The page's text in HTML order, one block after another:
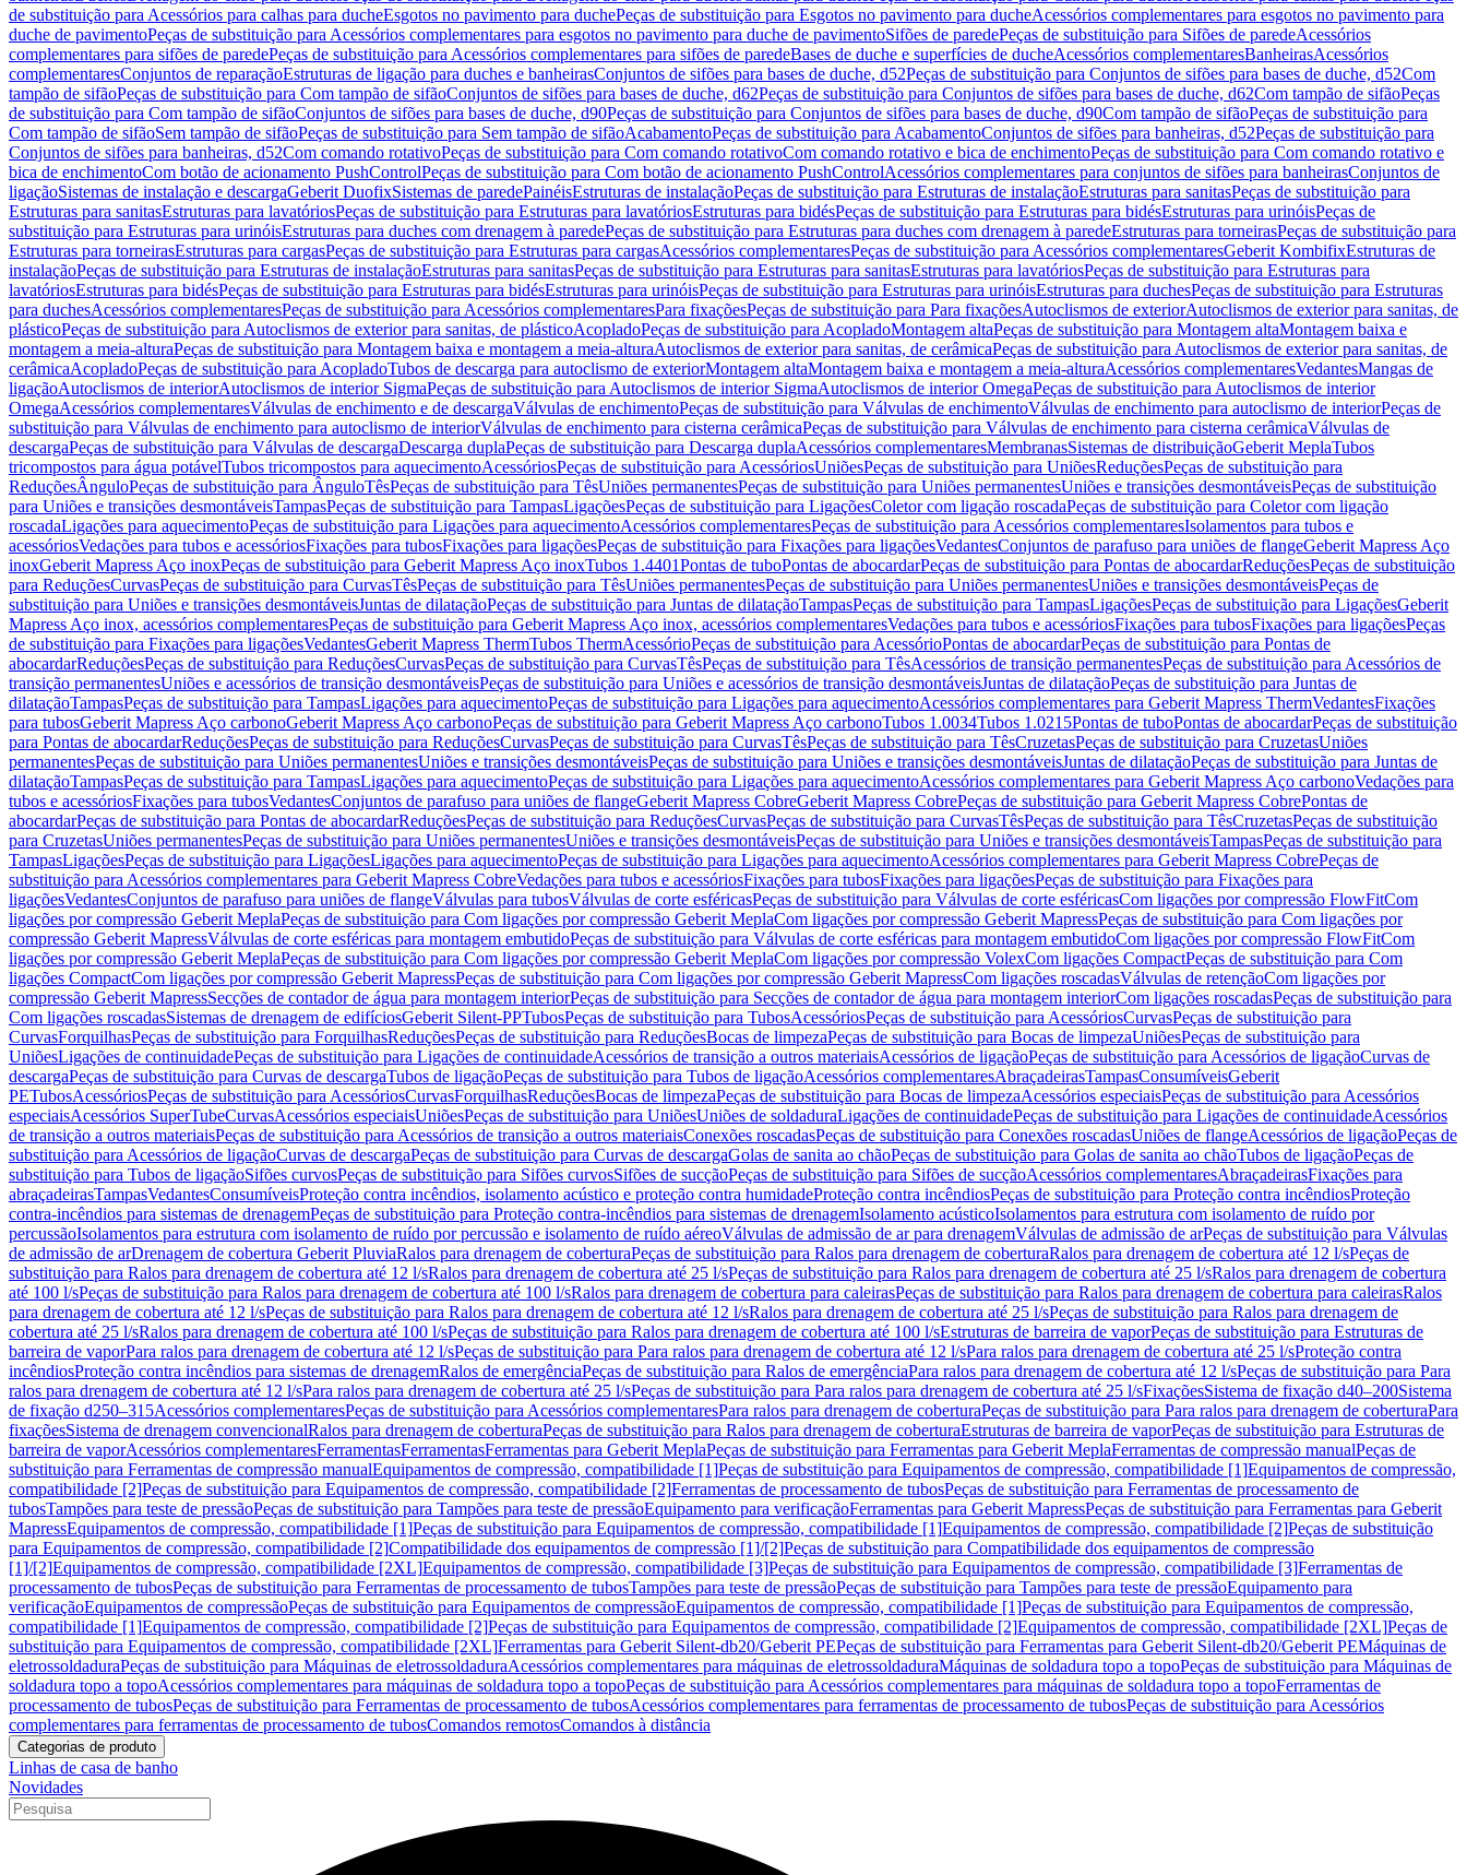
de substituição para Acessórios para calhas para ducheEsgotos no pavimento para duchePeças de substituição para Esgotos no pavimento para ducheAcessórios complementares para esgotos no pavimento para
duche de pavimentoPeças de substituição para Acessórios complementares para esgotos no pavimento para duche de pavimentoSifões de paredePeças de substituição para Sifões de paredeAcessórios
complementares para sifões de paredePeças de substituição para Acessórios complementares para sifões de paredeBases de duche e superfícies de ducheAcessórios complementaresBanheirasAcessórios
complementaresConjuntos de reparaçãoEstruturas de ligação para duches e banheirasConjuntos de sifões para bases de duche, d52Peças de substituição para Conjuntos de sifões para bases de duche, d52Com
tampão de sifãoPeças de substituição para Com tampão de sifãoConjuntos de sifões para bases de duche, d62Peças de substituição para Conjuntos de sifões para bases de duche, d62Com tampão de sifãoPeças
de substituição para Com tampão de sifãoConjuntos de sifões para bases de duche, d90Peças de substituição para Conjuntos de sifões para bases de duche, d90Com tampão de sifãoPeças de substituição para
Com tampão de sifãoSem tampão de sifãoPeças de substituição para Sem tampão de sifãoAcabamentoPeças de substituição para AcabamentoConjuntos de sifões para banheiras, d52Peças de substituição para
Conjuntos de sifões para banheiras, d52Com comando rotativoPeças de substituição para Com comando rotativoCom comando rotativo e bica de enchimentoPeças de substituição para Com comando rotativo e
bica de enchimentoCom botão de acionamento PushControlPeças de substituição para Com botão de acionamento PushControlAcessórios complementares para conjuntos de sifões para banheirasConjuntos de
ligaçãoSistemas de instalação e descargaGeberit DuofixSistemas de paredePainéisEstruturas de instalaçãoPeças de substituição para Estruturas de instalaçãoEstruturas para sanitasPeças de substituição para
Estruturas para sanitasEstruturas para lavatóriosPeças de substituição para Estruturas para lavatóriosEstruturas para bidésPeças de substituição para Estruturas para bidésEstruturas para urinóisPeças de
substituição para Estruturas para urinóisEstruturas para duches com drenagem à paredePeças de substituição para Estruturas para duches com drenagem à paredeEstruturas para torneirasPeças de substituição para
Estruturas para torneirasEstruturas para cargasPeças de substituição para Estruturas para cargasAcessórios complementaresPeças de substituição para Acessórios complementaresGeberit KombifixEstruturas de
instalaçãoPeças de substituição para Estruturas de instalaçãoEstruturas para sanitasPeças de substituição para Estruturas para sanitasEstruturas para lavatóriosPeças de substituição para Estruturas para
lavatóriosEstruturas para bidésPeças de substituição para Estruturas para bidésEstruturas para urinóisPeças de substituição para Estruturas para urinóisEstruturas para duchesPeças de substituição para Estruturas
para duchesAcessórios complementaresPeças de substituição para Acessórios complementaresPara fixaçõesPeças de substituição para Para fixaçõesAutoclismos de exteriorAutoclismos de exterior para sanitas, de
plásticoPeças de substituição para Autoclismos de exterior para sanitas, de plásticoAcopladoPeças de substituição para AcopladoMontagem altaPeças de substituição para Montagem altaMontagem baixa e
montagem a meia-alturaPeças de substituição para Montagem baixa e montagem a meia-alturaAutoclismos de exterior para sanitas, de cerâmicaPeças de substituição para Autoclismos de exterior para sanitas, de
cerâmicaAcopladoPeças de substituição para AcopladoTubos de descarga para autoclismo de exteriorMontagem altaMontagem baixa e montagem a meia-alturaAcessórios complementaresVedantesMangas de
ligaçãoAutoclismos de interiorAutoclismos de interior SigmaPeças de substituição para Autoclismos de interior SigmaAutoclismos de interior OmegaPeças de substituição para Autoclismos de interior
OmegaAcessórios complementaresVálvulas de enchimento e de descargaVálvulas de enchimentoPeças de substituição para Válvulas de enchimentoVálvulas de enchimento para autoclismo de interiorPeças de
substituição para Válvulas de enchimento para autoclismo de interiorVálvulas de enchimento para cisterna cerâmicaPeças de substituição para Válvulas de enchimento para cisterna cerâmicaVálvulas de
descargaPeças de substituição para Válvulas de descargaDescarga duplaPeças de substituição para Descarga duplaAcessórios complementaresMembranasSistemas de distribuiçãoGeberit MeplaTubos
tricompostos para água potávelTubos tricompostos para aquecimentoAcessóriosPeças de substituição para AcessóriosUniõesPeças de substituição para UniõesReduçõesPeças de substituição para
ReduçõesÂnguloPeças de substituição para ÂnguloTêsPeças de substituição para TêsUniões permanentesPeças de substituição para Uniões permanentesUniões e transições desmontáveisPeças de substituição
para Uniões e transições desmontáveisTampasPeças de substituição para TampasLigaçõesPeças de substituição para LigaçõesColetor com ligação roscadaPeças de substituição para Coletor com ligação
roscadaLigações para aquecimentoPeças de substituição para Ligações para aquecimentoAcessórios complementaresPeças de substituição para Acessórios complementaresIsolamentos para tubos e
acessóriosVedações para tubos e acessóriosFixações para tubosFixações para ligaçõesPeças de substituição para Fixações para ligaçõesVedantesConjuntos de parafuso para uniões de flangeGeberit Mapress Aço
inoxGeberit Mapress Aço inoxPeças de substituição para Geberit Mapress Aço inoxTubos 1.4401Pontas de tuboPontas de abocardarPeças de substituição para Pontas de abocardarReduçõesPeças de substituição
para ReduçõesCurvasPeças de substituição para CurvasTêsPeças de substituição para TêsUniões permanentesPeças de substituição para Uniões permanentesUniões e transições desmontáveisPeças de
substituição para Uniões e transições desmontáveisJuntas de dilataçãoPeças de substituição para Juntas de dilataçãoTampasPeças de substituição para TampasLigaçõesPeças de substituição para LigaçõesGeberit
Mapress Aço inox, acessórios complementaresPeças de substituição para Geberit Mapress Aço inox, acessórios complementaresVedações para tubos e acessóriosFixações para tubosFixações para ligaçõesPeças
de substituição para Fixações para ligaçõesVedantesGeberit Mapress ThermTubos ThermAcessórioPeças de substituição para AcessórioPontas de abocardarPeças de substituição para Pontas de
abocardarReduçõesPeças de substituição para ReduçõesCurvasPeças de substituição para CurvasTêsPeças de substituição para TêsAcessórios de transição permanentesPeças de substituição para Acessórios de
transição permanentesUniões e acessórios de transição desmontáveisPeças de substituição para Uniões e acessórios de transição desmontáveisJuntas de dilataçãoPeças de substituição para Juntas de
dilataçãoTampasPeças de substituição para TampasLigações para aquecimentoPeças de substituição para Ligações para aquecimentoAcessórios complementares para Geberit Mapress ThermVedantesFixações
para tubosGeberit Mapress Aço carbonoGeberit Mapress Aço carbonoPeças de substituição para Geberit Mapress Aço carbonoTubos 1.0034Tubos 1.0215Pontas de tuboPontas de abocardarPeças de substituição
para Pontas de abocardarReduçõesPeças de substituição para ReduçõesCurvasPeças de substituição para CurvasTêsPeças de substituição para TêsCruzetasPeças de substituição para CruzetasUniões
permanentesPeças de substituição para Uniões permanentesUniões e transições desmontáveisPeças de substituição para Uniões e transições desmontáveisJuntas de dilataçãoPeças de substituição para Juntas de
dilataçãoTampasPeças de substituição para TampasLigações para aquecimentoPeças de substituição para Ligações para aquecimentoAcessórios complementares para Geberit Mapress Aço carbonoVedações para
tubos e acessóriosFixações para tubosVedantesConjuntos de parafuso para uniões de flangeGeberit Mapress CobreGeberit Mapress CobrePeças de substituição para Geberit Mapress CobrePontas de
abocardarPeças de substituição para Pontas de abocardarReduçõesPeças de substituição para ReduçõesCurvasPeças de substituição para CurvasTêsPeças de substituição para TêsCruzetasPeças de substituição
para CruzetasUniões permanentesPeças de substituição para Uniões permanentesUniões e transições desmontáveisPeças de substituição para Uniões e transições desmontáveisTampasPeças de substituição para
TampasLigaçõesPeças de substituição para LigaçõesLigações para aquecimentoPeças de substituição para Ligações para aquecimentoAcessórios complementares para Geberit Mapress CobrePeças de
substituição para Acessórios complementares para Geberit Mapress CobreVedações para tubos e acessóriosFixações para tubosFixações para ligaçõesPeças de substituição para Fixações para
ligaçõesVedantesConjuntos de parafuso para uniões de flangeVálvulas para tubosVálvulas de corte esféricasPeças de substituição para Válvulas de corte esféricasCom ligações por compressão FlowFitCom
ligações por compressão Geberit MeplaPeças de substituição para Com ligações por compressão Geberit MeplaCom ligações por compressão Geberit MapressPeças de substituição para Com ligações por
compressão Geberit MapressVálvulas de corte esféricas para montagem embutidoPeças de substituição para Válvulas de corte esféricas para montagem embutidoCom ligações por compressão FlowFitCom
ligações por compressão Geberit MeplaPeças de substituição para Com ligações por compressão Geberit MeplaCom ligações por compressão VolexCom ligações CompactPeças de substituição para Com
ligações CompactCom ligações por compressão Geberit MapressPeças de substituição para Com ligações por compressão Geberit MapressCom ligações roscadasVálvulas de retençãoCom ligações por
compressão Geberit MapressSecções de contador de água para montagem interiorPeças de substituição para Secções de contador de água para montagem interiorCom ligações roscadasPeças de substituição para
Com ligações roscadasSistemas de drenagem de edifíciosGeberit Silent-PPTubosPeças de substituição para TubosAcessóriosPeças de substituição para AcessóriosCurvasPeças de substituição para
CurvasForquilhasPeças de substituição para ForquilhasReduçõesPeças de substituição para ReduçõesBocas de limpezaPeças de substituição para Bocas de limpezaUniõesPeças de substituição para
UniõesLigações de continuidadePeças de substituição para Ligações de continuidadeAcessórios de transição a outros materiaisAcessórios de ligaçãoPeças de substituição para Acessórios de ligaçãoCurvas de
descargaPeças de substituição para Curvas de descargaTubos de ligaçãoPeças de substituição para Tubos de ligaçãoAcessórios complementaresAbraçadeirasTampasConsumíveisGeberit
PETubosAcessóriosPeças de substituição para AcessóriosCurvasForquilhasReduçõesBocas de limpezaPeças de substituição para Bocas de limpezaAcessórios especiaisPeças de substituição para Acessórios
especiaisAcessórios SuperTubeCurvasAcessórios especiaisUniõesPeças de substituição para UniõesUniões de soldaduraLigações de continuidadePeças de substituição para Ligações de continuidadeAcessórios
de transição a outros materiaisPeças de substituição para Acessórios de transição a outros materiaisConexões roscadasPeças de substituição para Conexões roscadasUniões de flangeAcessórios de ligaçãoPeças de
substituição para Acessórios de ligaçãoCurvas de descargaPeças de substituição para Curvas de descargaGolas de sanita ao chãoPeças de substituição para Golas de sanita ao chãoTubos de ligaçãoPeças de
substituição para Tubos de ligaçãoSifões curvosPeças de substituição para Sifões curvosSifões de sucçãoPeças de substituição para Sifões de sucçãoAcessórios complementaresAbraçadeirasFixações para
abraçadeirasTampasVedantesConsumíveisProteção contra incêndios, isolamento acústico e proteção contra humidadeProteção contra incêndiosPeças de substituição para Proteção contra incêndiosProteção
contra-incêndios para sistemas de drenagemPeças de substituição para Proteção contra-incêndios para sistemas de drenagemIsolamento acústicoIsolamentos para estrutura com isolamento de ruído por
percussãoIsolamentos para estrutura com isolamento de ruído por percussão e isolamento de ruído aéreoVálvulas de admissão de ar para drenagemVálvulas de admissão de arPeças de substituição para Válvulas
de admissão de arDrenagem de cobertura Geberit PluviaRalos para drenagem de coberturaPeças de substituição para Ralos para drenagem de coberturaRalos para drenagem de cobertura até 12 l/sPeças de
substituição para Ralos para drenagem de cobertura até 12 l/sRalos para drenagem de cobertura até 25 l/sPeças de substituição para Ralos para drenagem de cobertura até 25 l/sRalos para drenagem de cobertura
até 100 l/sPeças de substituição para Ralos para drenagem de cobertura até 100 l/sRalos para drenagem de cobertura para caleirasPeças de substituição para Ralos para drenagem de cobertura para caleirasRalos
para drenagem de cobertura até 12 l/sPeças de substituição para Ralos para drenagem de cobertura até 12 l/sRalos para drenagem de cobertura até 25 l/sPeças de substituição para Ralos para drenagem de
cobertura até 25 l/sRalos para drenagem de cobertura até 100 l/sPeças de substituição para Ralos para drenagem de cobertura até 100 l/sEstruturas de barreira de vaporPeças de substituição para Estruturas de
barreira de vaporPara ralos para drenagem de cobertura até 12 l/sPeças de substituição para Para ralos para drenagem de cobertura até 12 l/sPara ralos para drenagem de cobertura até 25 l/sProteção contra
incêndiosProteção contra incêndios para sistemas de drenagemRalos de emergênciaPeças de substituição para Ralos de emergênciaPara ralos para drenagem de cobertura até 12 l/sPeças de substituição para Para
ralos para drenagem de cobertura até 12 l/sPara ralos para drenagem de cobertura até 25 l/sPeças de substituição para Para ralos para drenagem de cobertura até 25 l/sFixaçõesSistema de fixação d40–200Sistema
de fixação d250–315Acessórios complementaresPeças de substituição para Acessórios complementaresPara ralos para drenagem de coberturaPeças de substituição para Para ralos para drenagem de coberturaPara
fixaçõesSistema de drenagem convencionalRalos para drenagem de coberturaPeças de substituição para Ralos para drenagem de coberturaEstruturas de barreira de vaporPeças de substituição para Estruturas de
barreira de vaporAcessórios complementaresFerramentasFerramentasFerramentas para Geberit MeplaPeças de substituição para Ferramentas para Geberit MeplaFerramentas de compressão manualPeças de
substituição para Ferramentas de compressão manualEquipamentos de compressão, compatibilidade [1]Peças de substituição para Equipamentos de compressão, compatibilidade [1]Equipamentos de compressão,
compatibilidade [2]Peças de substituição para Equipamentos de compressão, compatibilidade [2]Ferramentas de processamento de tubosPeças de substituição para Ferramentas de processamento de
tubosTampões para teste de pressãoPeças de substituição para Tampões para teste de pressãoEquipamento para verificaçãoFerramentas para Geberit MapressPeças de substituição para Ferramentas para Geberit
MapressEquipamentos de compressão, compatibilidade [1]Peças de substituição para Equipamentos de compressão, compatibilidade [1]Equipamentos de compressão, compatibilidade [2]Peças de substituição
para Equipamentos de compressão, compatibilidade [2]Compatibilidade dos equipamentos de compressão [1]/[2]Peças de substituição para Compatibilidade dos equipamentos de compressão
[1]/[2]Equipamentos de compressão, compatibilidade [2XL]Equipamentos de compressão, compatibilidade [3]Peças de substituição para Equipamentos de compressão, compatibilidade [3]Ferramentas de
processamento de tubosPeças de substituição para Ferramentas de processamento de tubosTampões para teste de pressãoPeças de substituição para Tampões para teste de pressãoEquipamento para
verificaçãoEquipamentos de compressãoPeças de substituição para Equipamentos de compressãoEquipamentos de compressão, compatibilidade [1]Peças de substituição para Equipamentos de compressão,
compatibilidade [1]Equipamentos de compressão, compatibilidade [2]Peças de substituição para Equipamentos de compressão, compatibilidade [2]Equipamentos de compressão, compatibilidade [2XL]Peças de
substituição para Equipamentos de compressão, compatibilidade [2XL]Ferramentas para Geberit Silent-db20/Geberit PEPeças de substituição para Ferramentas para Geberit Silent-db20/Geberit PEMáquinas de
eletrossoldaduraPeças de substituição para Máquinas de eletrossoldaduraAcessórios complementares para máquinas de eletrossoldaduraMáquinas de soldadura topo a topoPeças de substituição para Máquinas de
soldadura topo a topoAcessórios complementares para máquinas de soldadura topo a topoPeças de substituição para Acessórios complementares para máquinas de soldadura topo a topoFerramentas de
processamento de tubosPeças de substituição para Ferramentas de processamento de tubosAcessórios complementares para ferramentas de processamento de tubosPeças de substituição para Acessórios
complementares para ferramentas de processamento de tubosComandos remotosComandos à distância
Categorias de produto
Linhas de casa de banho
Novidades